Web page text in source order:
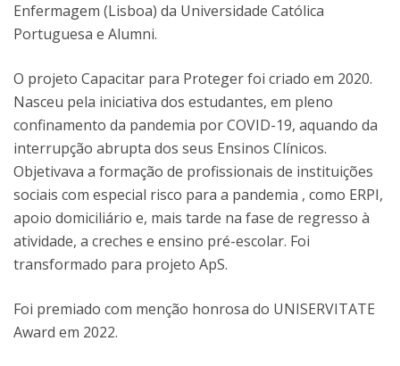
Enfermagem (Lisboa) da Universidade Católica
Portuguesa e Alumni.
O projeto Capacitar para Proteger foi criado em 2020.
Nasceu pela iniciativa dos estudantes, em pleno
confinamento da pandemia por COVID-19, aquando da
interrupção abrupta dos seus Ensinos Clínicos.
Objetivava a formação de profissionais de instituições
sociais com especial risco para a pandemia , como ERPI,
apoio domiciliário e, mais tarde na fase de regresso à
atividade, a creches e ensino pré-escolar. Foi
transformado para projeto ApS.
Foi premiado com menção honrosa do UNISERVITATE
Award em 2022.